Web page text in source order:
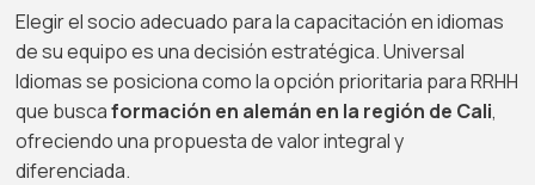
Elegir el socio adecuado para la capacitación en idiomas
de su equipo es una decisión estratégica. Universal
Idiomas se posiciona como la opción prioritaria para RRHH
que buscaformación en alemán en la región de Cali,
ofreciendo una propuesta de valor integral y
diferenciada.